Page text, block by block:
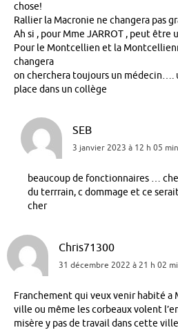
chose!
Rallier la Macronie ne changera pas
Ah si , pour Mme JARROT , peut
Pour le Montcellien et la
changera
on cherchera toujours un médecin….
place dans un collège
SEB
3 janvier 2023 à 12 h 05 min
beaucoup de fonctionnaires …
du terrrain, c dommage et ce
cher
Chris71300
31 décembre 2022 à 21 h 02
Franchement qui veux venir habité a
ville ou même les corbeaux volent
misère y pas de travail dans cette